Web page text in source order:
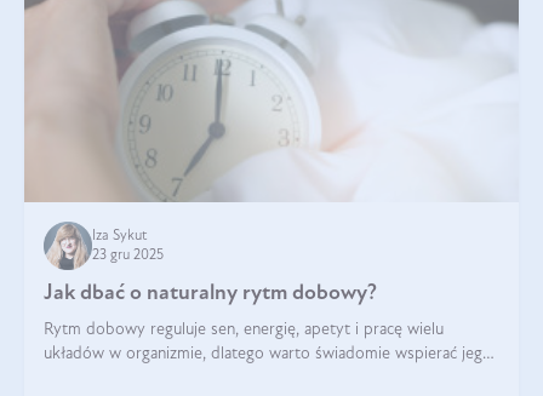
Iza Sykut
23 gru 2025
Jak dbać o naturalny rytm dobowy?
Rytm dobowy reguluje sen, energię, apetyt i pracę wielu
układów w organizmie, dlatego warto świadomie wspierać jego